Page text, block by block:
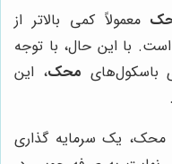
معمولاً کمی بالاتر از
با این حال، با توجه
باسکول‌های محک، این
محک، یک سرمایه گذاری